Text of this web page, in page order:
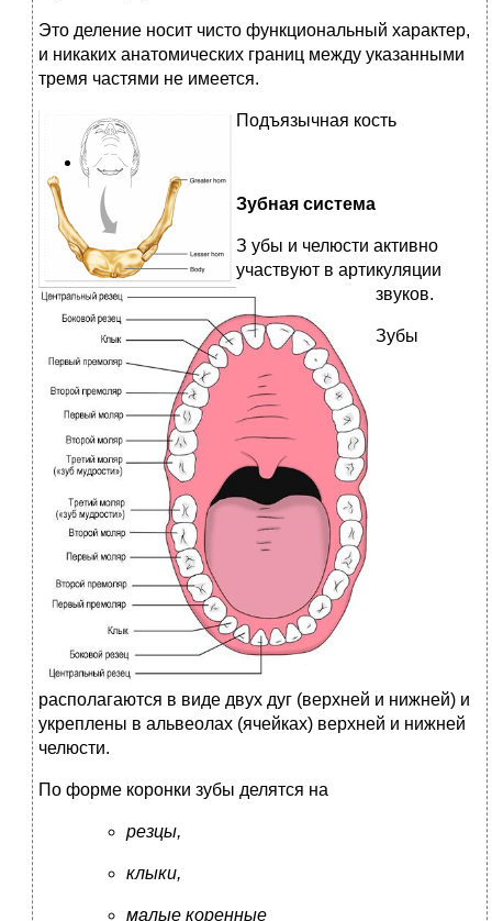
Это деление носит чисто функциональный характер,
и никаких анатомических границ между указанными
тремя частями не имеется.
Подъязычная кость
Зубная система
З убы и челюсти активно
участвуют в артикуляции
звуков.
Зубы
располагаются в виде двух дуг (верхней и нижней) и
укреплены в альвеолах (ячейках) верхней и нижней
челюсти.
По форме коронки зубы делятся на
резцы,
клыки,
малые коренные